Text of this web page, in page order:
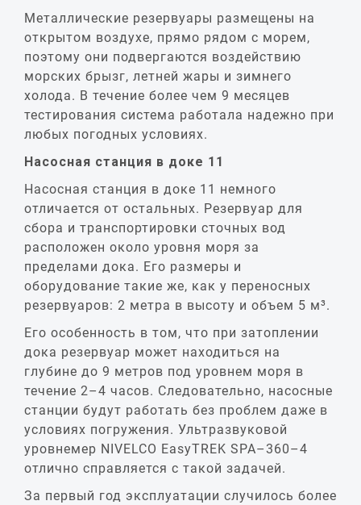
Металлические резервуары размещены на
открытом воздухе, прямо рядом с морем,
поэтому они подвергаются воздействию
морских брызг, летней жары и зимнего
холода. В течение более чем 9 месяцев
тестирования система работала надежно при
любых погодных условиях.
Насосная станция в доке 11
Насосная станция в доке 11 немного
отличается от остальных. Резервуар для
сбора и транспортировки сточных вод
расположен около уровня моря за
пределами дока. Его размеры и
оборудование такие же, как у переносных
резервуаров: 2 метра в высоту и объем 5 м³.
Его особенность в том, что при затоплении
дока резервуар может находиться на
глубине до 9 метров под уровнем моря в
течение 2–4 часов. Следовательно, насосные
станции будут работать без проблем даже в
условиях погружения. Ультразвуковой
уровнемер NIVELCO EasyTREK SPA–360–4
отлично справляется с такой задачей.
За первый год эксплуатации случилось более